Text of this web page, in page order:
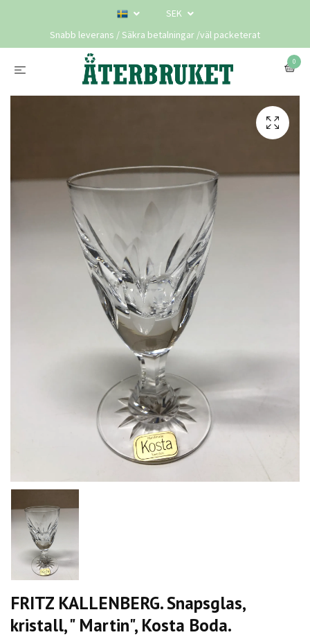
SEK
Snabb leverans / Säkra betalningar /väl packeterat
0
FRITZ KALLENBERG. Snapsglas,
kristall, " Martin", Kosta Boda.